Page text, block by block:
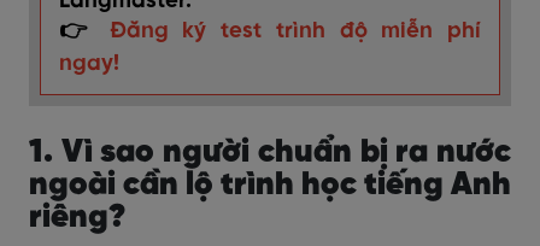
👉 Đăng ký test trình độ miễn phí
ngay!
1. Vì sao người chuẩn bị ra nước
ngoài cần lộ trình học tiếng Anh
riêng?